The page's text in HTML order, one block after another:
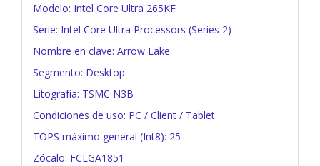
Modelo: Intel Core Ultra 265KF
Serie: Intel Core Ultra Processors (Series 2)
Nombre en clave: Arrow Lake
Segmento: Desktop
Litografía: TSMC N3B
Condiciones de uso: PC / Client / Tablet
TOPS máximo general (Int8): 25
Zócalo: FCLGA1851